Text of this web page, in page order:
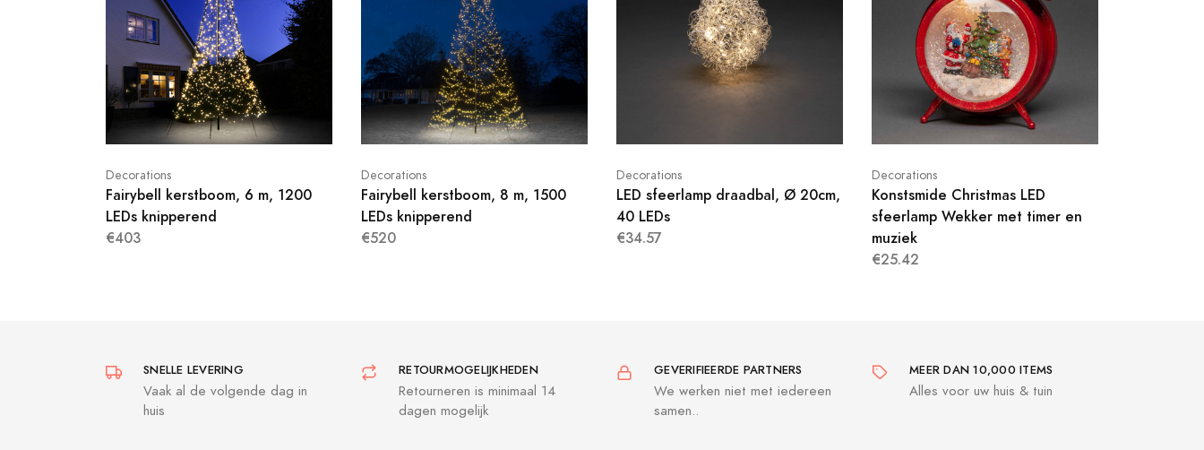
Decorations
Fairybell kerstboom, 6 m, 1200
LEDs knipperend
€403
Decorations
Fairybell kerstboom, 8 m, 1500
LEDs knipperend
€520
Decorations
LED sfeerlamp draadbal, Ø 20cm,
40 LEDs
€34.57
Decorations
Konstsmide Christmas LED
sfeerlamp Wekker met timer en
muziek
€25.42
SNELLE LEVERING
Vaak al de volgende dag in
huis
RETOURMOGELIJKHEDEN
Retourneren is minimaal 14
dagen mogelijk
GEVERIFIEERDE PARTNERS
We werken niet met iedereen
samen..
MEER DAN 10,000 ITEMS
Alles voor uw huis & tuin